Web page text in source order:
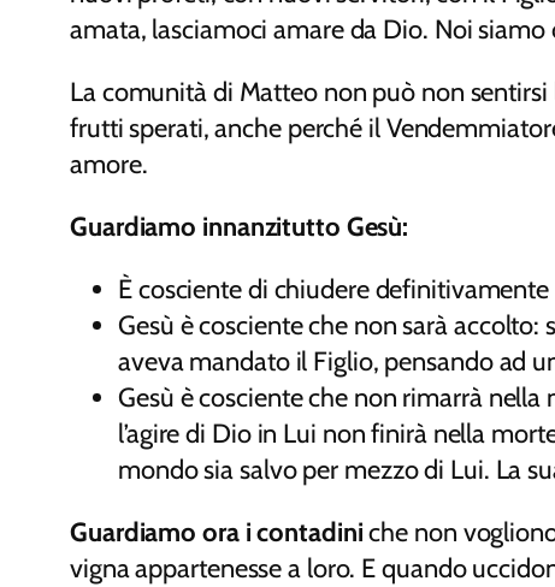
amata, lasciamoci amare da Dio. Noi
La comunità di Matteo non può non
frutti sperati, anche perché il
amore.
Guardiamo innanzitutto Gesù:
È cosciente di chiudere
Gesù è cosciente che non sarà
aveva mandato il Figlio, pensando ad
Gesù è cosciente che non rimarrà
l’agire di Dio in Lui non finirà nella
mondo sia salvo per mezzo di Lui. La
Guardiamo ora i contadiniche non
vigna appartenesse a loro. E quando